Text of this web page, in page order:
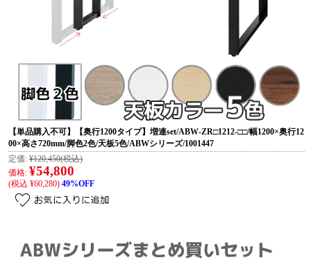
【単品購入不可】【奥行1200タイプ】増連set/ABW-ZR□1212-□□/幅1200×奥行12
00×高さ720mm/脚色2色/天板5色/ABWシリーズ/1001447
定価: ¥120,450(税込)
価格: ¥54,800
(税込 ¥60,280) 49%OFF